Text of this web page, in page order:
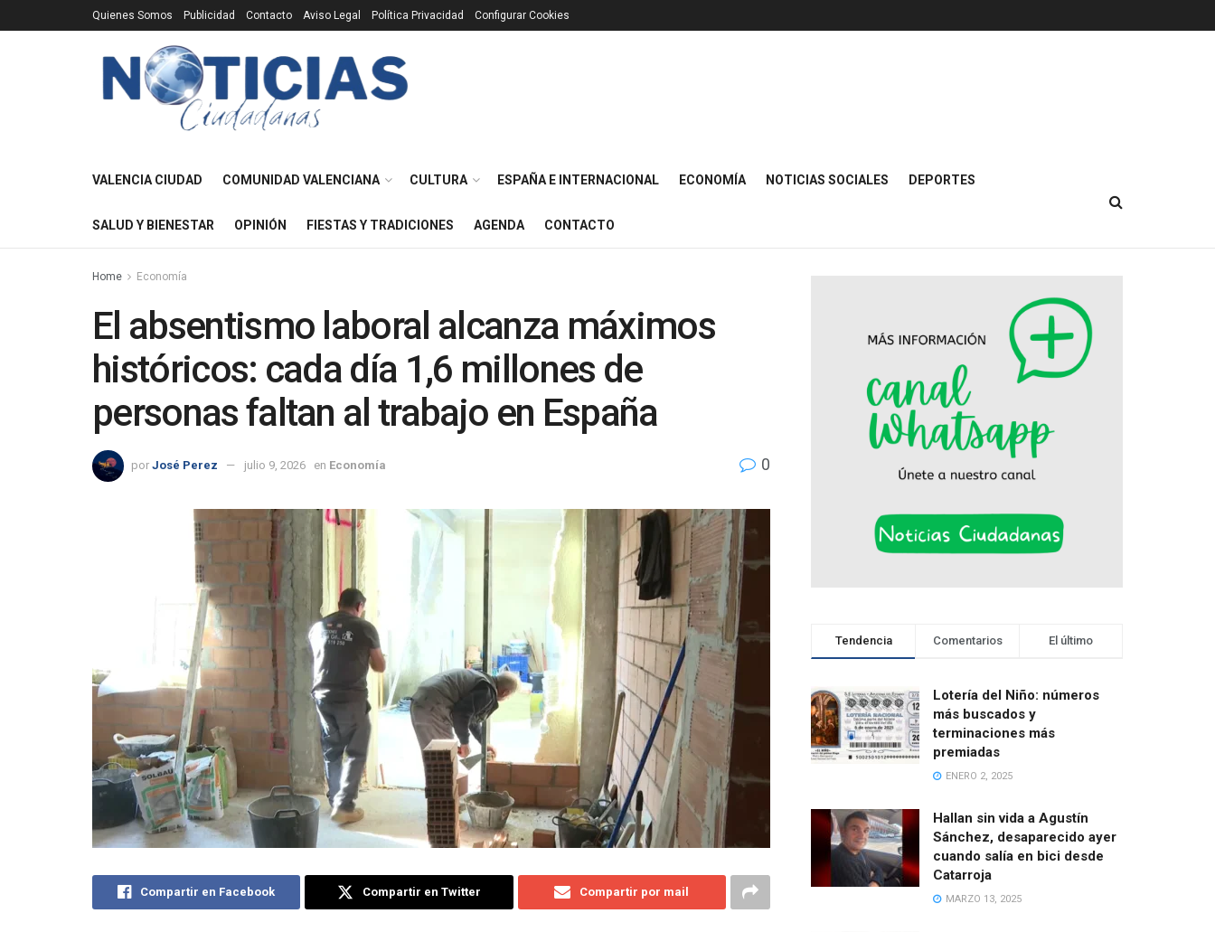
Quienes Somos Publicidad Contacto Aviso Legal Política Privacidad Configurar Cookies
VALENCIA CIUDAD COMUNIDAD VALENCIANA CULTURA ESPAÑA E INTERNACIONAL ECONOMÍA NOTICIAS SOCIALES DEPORTES
SALUD Y BIENESTAR OPINIÓN FIESTAS Y TRADICIONES AGENDA CONTACTO
Home Economía
El absentismo laboral alcanza máximos
históricos: cada día 1,6 millones de
personas faltan al trabajo en España
por José Perez julio 9, 2026 en Economía 0
Compartir en Facebook Compartir en Twitter Compartir por mail
Tendencia Comentarios El último
Lotería del Niño: números
más buscados y
terminaciones más
premiadas
ENERO 2, 2025
Hallan sin vida a Agustín
Sánchez, desaparecido ayer
cuando salía en bici desde
Catarroja
MARZO 13, 2025